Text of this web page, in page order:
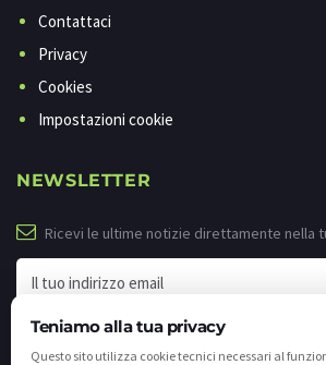
Teniamo alla tua privacy
Questo sito utilizza cookie tecnici necessari al
Contattaci
Privacy
Cookies
Impostazioni cookie
NEWSLETTER
Ricevi le ultime notizie direttamente nella